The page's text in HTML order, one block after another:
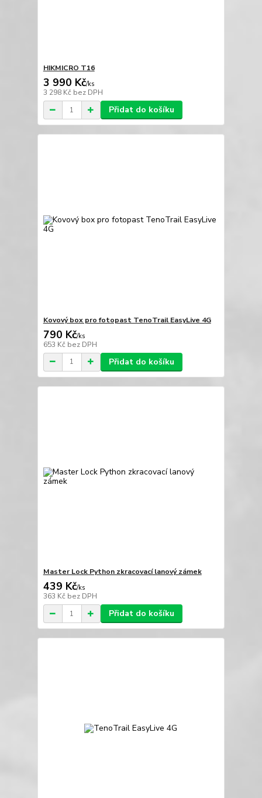
HIKMICRO T16
3 990 Kč/ks
3 298 Kč bez DPH
Přidat do košíku
Kovový box pro fotopast TenoTrail EasyLive 4G
790 Kč/ks
653 Kč bez DPH
Přidat do košíku
Master Lock Python zkracovací lanový zámek
439 Kč/ks
363 Kč bez DPH
Přidat do košíku